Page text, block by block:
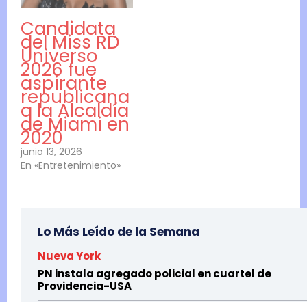
Candidata
del Miss RD
Universo
2026 fue
aspirante
republicana
a la Alcaldía
de Miami en
2020
junio 13, 2026
En «Entretenimiento»
Lo Más Leído de la Semana
Nueva York
PN instala agregado policial en cuartel de
Providencia-USA